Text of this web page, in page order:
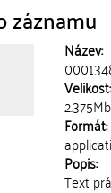
záznamu
Název:
Velikost:
2.375Mb
Formát:
Popis:
Text